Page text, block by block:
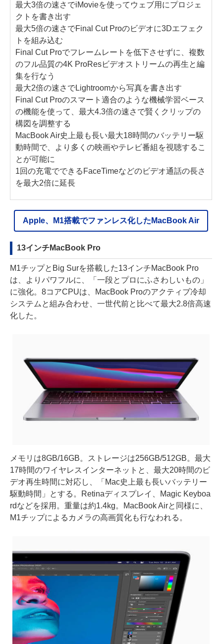
最大3倍の速さでiMovieを使ってウェブ用にプロジェ
クトを書き出す
最大5倍の速さでFinal Cut Proのビデオに3Dエフェク
トを組み込む
Final Cut Proでフレームレートを低下させずに、複数
のフル品質の4K ProResビデオストリームの再生と編
集を行なう
最大2倍の速さでLightroomから写真を書き出す
Final Cut Proのスマート適合のような機械学習ベース
の機能を使って、最大4.3倍の速さで賢くクリップの
構図を調整する
MacBook Air史上最も長い最大18時間のバッテリー駆
動時間で、より多くの映画やテレビ番組を視聴するこ
とが可能に
1回の充電でできるFaceTimeなどのビデオ通話の長さ
を最大2倍に延長
Apple、M1搭載でファンレス化したMacBook Air
13インチMacBook Pro
M1チップとBig Surを搭載した13インチMacBook Pro
は、よりパワフルに、「一段とプロにふさわしいもの」
に強化。8コアCPUは、MacBook Proのアクティブ冷却
システムと組み合わせ、一世代前と比べて最大2.8倍高速
化した。
メモリは8GB/16GB。ストレージは256GB/512GB。最大
17時間のワイヤレスインターネットと、最大20時間のビ
デオ再生時間に対応し、「Mac史上最も長いバッテリー
駆動時間」とする。Retinaディスプレイ、Magic Keyboa
rdなどを採用。重量は約1.4kg。MacBook Airと同様に、
M1チップによるカメラの高画質化も行なわれる。